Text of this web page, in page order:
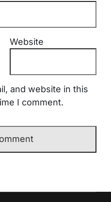
Website
and website in this
I comment.